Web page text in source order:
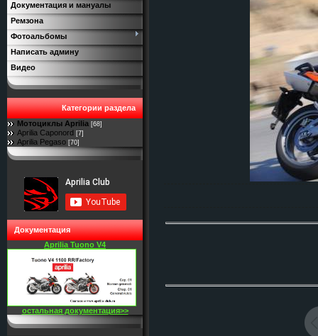
Документация и мануалы
Ремзона
Фотоальбомы
Написать админу
Видео
Категории раздела
Мотоциклы Aprilia [68]
Aprilia Caponord [7]
Aprilia Pegaso [70]
Документация
Aprilia Tuono V4
остальная документация>>